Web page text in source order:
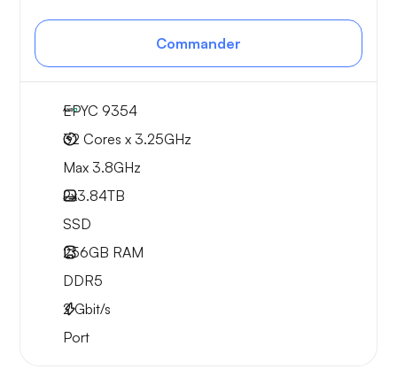
Commander
EPYC 9354
32 Cores x 3.25GHz
Max 3.8GHz
2x3.84TB
SSD
256GB RAM
DDR5
2Gbit/s
Port